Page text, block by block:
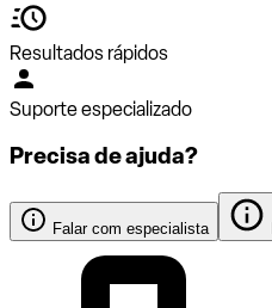
Resultados rápidos
Suporte especializado
Precisa de ajuda?
Falar com especialista